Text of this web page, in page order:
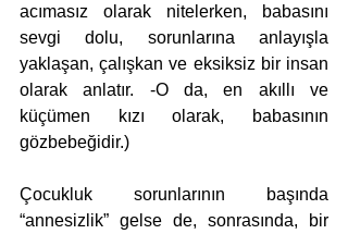
acımasız olarak nitelerken, babasını
sevgi dolu, sorunlarına anlayışla
yaklaşan, çalışkan ve eksiksiz bir insan
olarak anlatır. -O da, en akıllı ve
küçümen kızı olarak, babasının
gözbebeğidir.)
Çocukluk sorunlarının başında
“annesizlik” gelse de, sonrasında, bir